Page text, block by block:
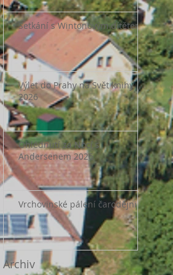
Setkání s Wintonovým dítětem
Výlet do Prahy na Svět knihy
2026
Ohlédnutí za Nocí s
Andersenem 2026
Vrchovinské pálení čarodějnic
Archiv